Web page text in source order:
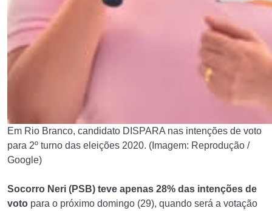
Em Rio Branco, candidato DISPARA nas intenções de voto
para 2º turno das eleições 2020. (Imagem: Reprodução /
Google)
Socorro Neri (PSB) teve apenas 28% das intenções de
voto para o próximo domingo (29), quando será a votação